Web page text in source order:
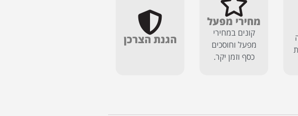
מחירי מפעל
קונים במחירי
מפעל וחוסכים
כסף וזמן יקר.
הגנת הצרכן